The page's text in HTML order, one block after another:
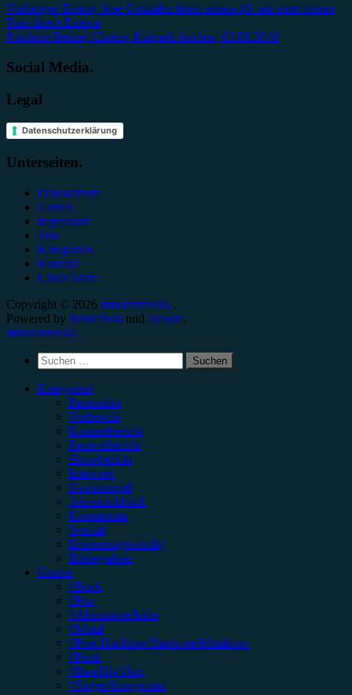
Beitragsnavigation
Vorheriger Beitrag José González feiert seinen 40. mit einer feinen
Tour durch Europa
Nächster Beitrag Clueso, Kurpark Aachen, 03.09.2018
Social Media.
Legal
Datenschutzerklärung
Unterseiten.
Datenschutz
Genres
Impressum
Jobs
Kategorien
Kontakt
Unser Team
Copyright © 2026 minutenmusik..
Powered by WordPress und Arouse.
minutenmusik.
Suchen
nach:
Kategorien
Rezension
Vorbericht
Konzertbericht
Festivalbericht
Showbericht
Interview
Gewinnspiel
Jahresrückblick
Kommentar
Special
Erinnerungswürdig
Bildergalerie
Genres
#Rock
#Pop
#Alternative/Indie
#Metal
#Post-Hardcore/Hardcore/Metalcore
#Punk
#Rap/Hip-Hop
#Singer/Songwriter